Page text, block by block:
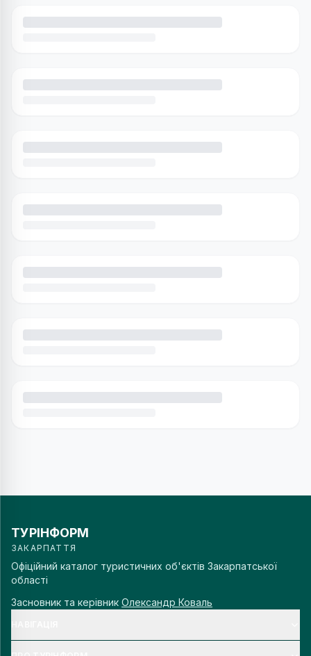
ТУРІНФОРМ
ЗАКАРПАТТЯ
Офіційний каталог туристичних об'єктів Закарпатської
області
Засновник та керівник Олександр Коваль